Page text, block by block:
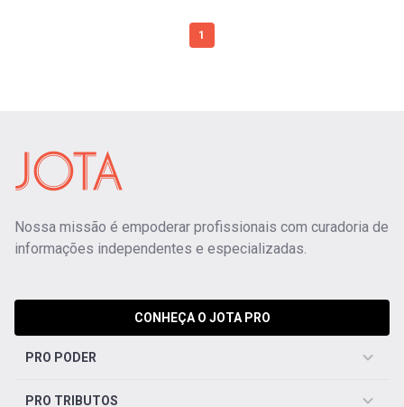
1
Nossa missão é empoderar profissionais com curadoria de
informações independentes e especializadas.
CONHEÇA O JOTA PRO
PRO PODER
PRO TRIBUTOS